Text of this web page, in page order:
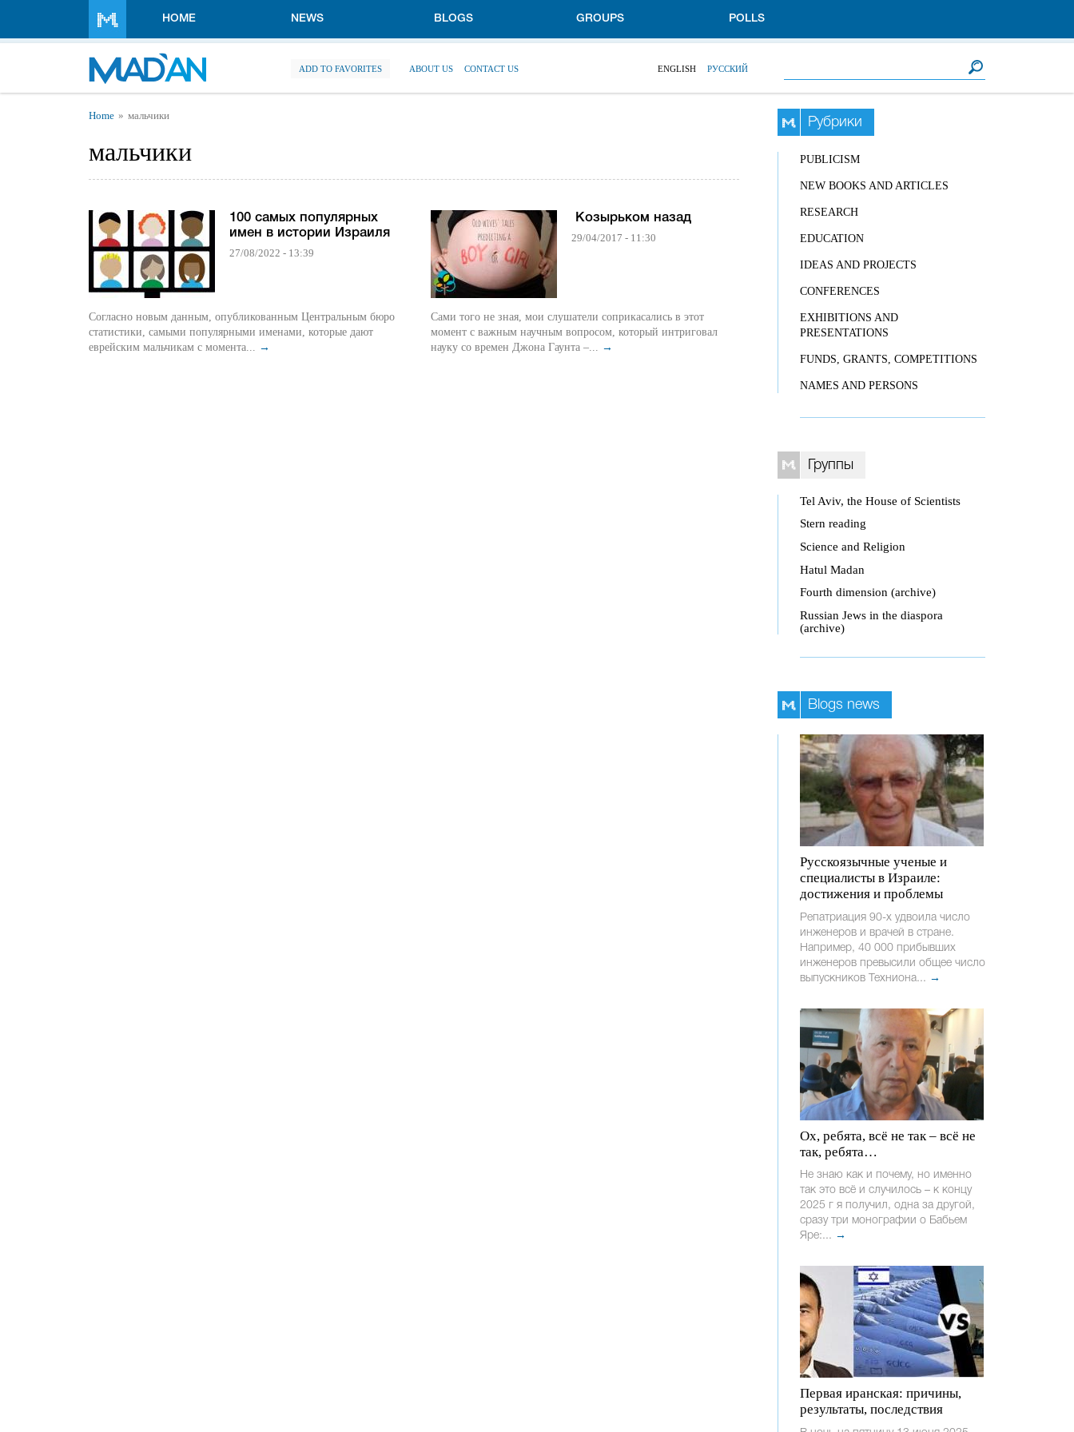
HOME NEWS BLOGS GROUPS POLLS
ADD TO FAVORITES ABOUT US CONTACT US ENGLISH РУССКИЙ
You are here
Home мальчики
мальчики
100 самых популярных
имен в истории Израиля
27/08/2022 - 13:39
Согласно новым данным, опубликованным Центральным бюро
статистики, самыми популярными именами, которые дают
еврейским мальчикам с момента... →
Козырьком назад
29/04/2017 - 11:30
Сами того не зная, мои слушатели соприкасались в этот
момент с важным научным вопросом, который интриговал
науку со времен Джона Гаунта –... →
Рубрики
PUBLICISM
NEW BOOKS AND ARTICLES
RESEARCH
EDUCATION
IDEAS AND PROJECTS
CONFERENCES
EXHIBITIONS AND
PRESENTATIONS
FUNDS, GRANTS, COMPETITIONS
NAMES AND PERSONS
Группы
Tel Aviv, the House of Scientists
Stern reading
Science and Religion
Hatul Madan
Fourth dimension (archive)
Russian Jews in the diaspora
(archive)
Blogs news
Русскоязычные ученые и
специалисты в Израиле:
достижения и проблемы
Репатриация 90-х удвоила число
инженеров и врачей в стране.
Например, 40 000 прибывших
инженеров превысили общее число
выпускников Техниона... →
Ох, ребята, всё не так – всё не
так, ребята…
Не знаю как и почему, но именно
так это всё и случилось – к концу
2025 г я получил, одна за другой,
сразу три монографии о Бабьем
Яре:... →
Первая иранская: причины,
результаты, последствия